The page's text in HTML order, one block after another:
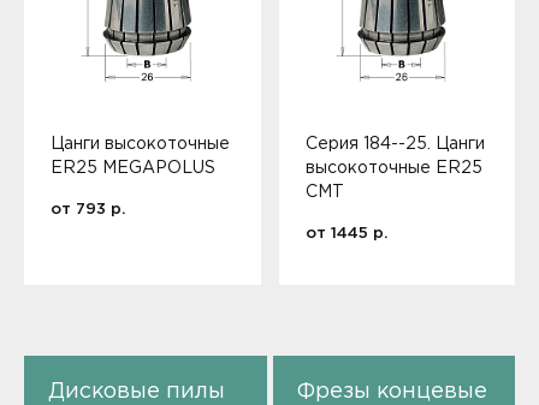
Цанги высокоточные
ER25 MEGAPOLUS
от 793 р.
Серия 184--25. Цанги
высокоточные ER25
CMT
от 1445 р.
Дисковые пилы Фрезы концевые